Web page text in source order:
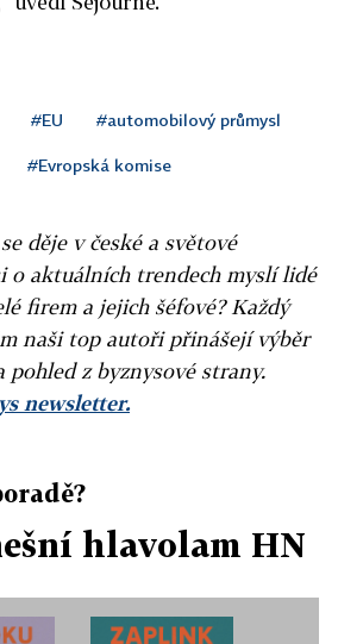
#EU #automobilový průmysl
#Evropská komise
děje v české a světové
o aktuálních trendech myslí lidé
firem a jejich šéfové? Každý
naši top autoři přinášejí výběr
pohled z byznysové strany.
newsletter.
hlavolam HN